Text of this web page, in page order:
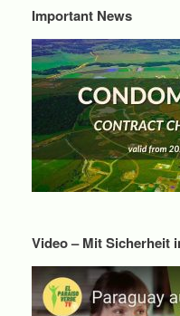
Important News
Video – Mit Sicherheit